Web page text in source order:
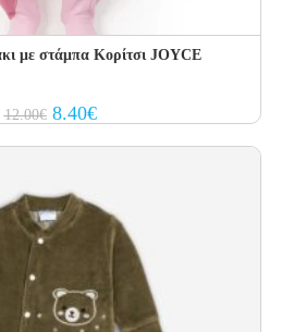
με στάμπα Κορίτσι JOYCE
12.00€ Original
price
8.40€Current
price